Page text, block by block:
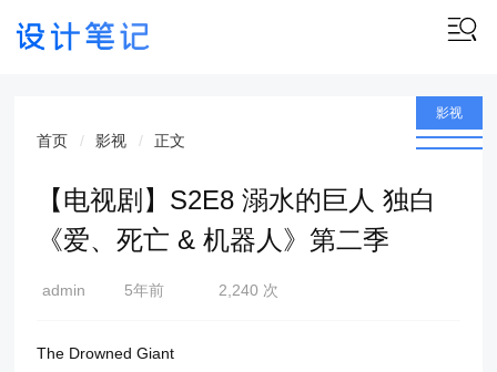
首页 影视 正文
影视
【电视剧】S2E8 溺水的巨人 独白
《爱、死亡 & 机器人》第二季
admin
5年前
2,240 次
The Drowned Giant